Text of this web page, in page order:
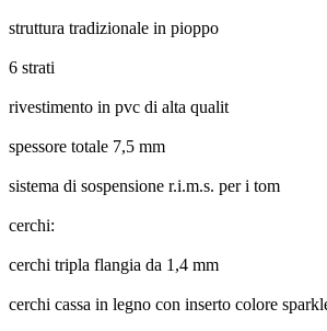
struttura tradizionale in pioppo
6 strati
rivestimento in pvc di alta qualit
spessore totale 7,5 mm
sistema di sospensione r.i.m.s. per i tom
cerchi:
cerchi tripla flangia da 1,4 mm
cerchi cassa in legno con inserto colore